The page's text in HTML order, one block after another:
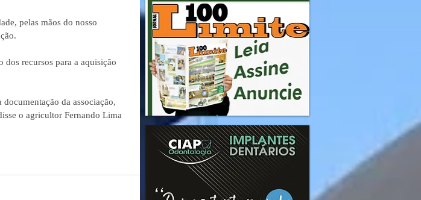
pelas mãos do nosso
recursos para a aquisição
da associação,
o agricultor Fernando Lima